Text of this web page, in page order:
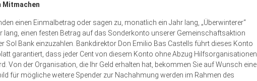
Mitmachen
einen Einmalbetrag oder sagen zu, monatlich ein Jahr lang, „Überwinterer“
lang, einen festen Betrag auf das Sonderkonto unserer Gemeinschaftsaktion
Sol Bank einzuzahlen. Bankdirektor Don Emilio Bas Castells führt dieses Konto
garantiert, dass jeder Cent von diesem Konto ohne Abzug Hilfsorganisationen
Von der Organisation, die Ihr Geld erhalten hat, bekommen Sie auf Wunsch eine
für mögliche weitere Spender zur Nachahmung werden im Rahmen des